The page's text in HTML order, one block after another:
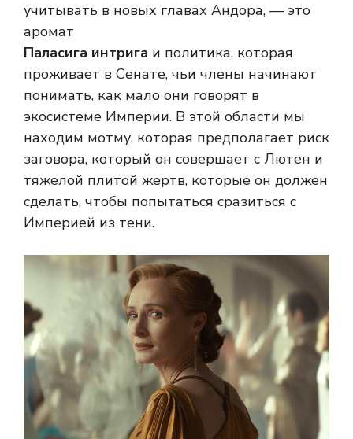
учитывать в новых главах Андора, — это
аромат
Паласига интрига и политика, которая
проживает в Сенате, чьи члены начинают
понимать, как мало они говорят в
экосистеме Империи. В этой области мы
находим мотму, которая предполагает риск
заговора, который он совершает с Лютен и
тяжелой плитой жертв, которые он должен
сделать, чтобы попытаться сразиться с
Империей из тени.